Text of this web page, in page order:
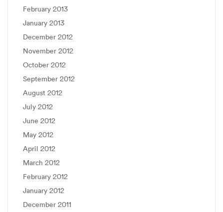
February 2013
January 2013
December 2012
November 2012
October 2012
September 2012
August 2012
July 2012
June 2012
May 2012
April 2012
March 2012
February 2012
January 2012
December 2011